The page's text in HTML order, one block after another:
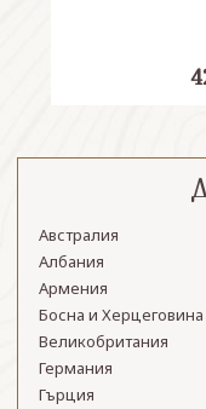
Австралия
Албания
Армения
Босна и Херцеговина
Великобритания
Германия
Гърция